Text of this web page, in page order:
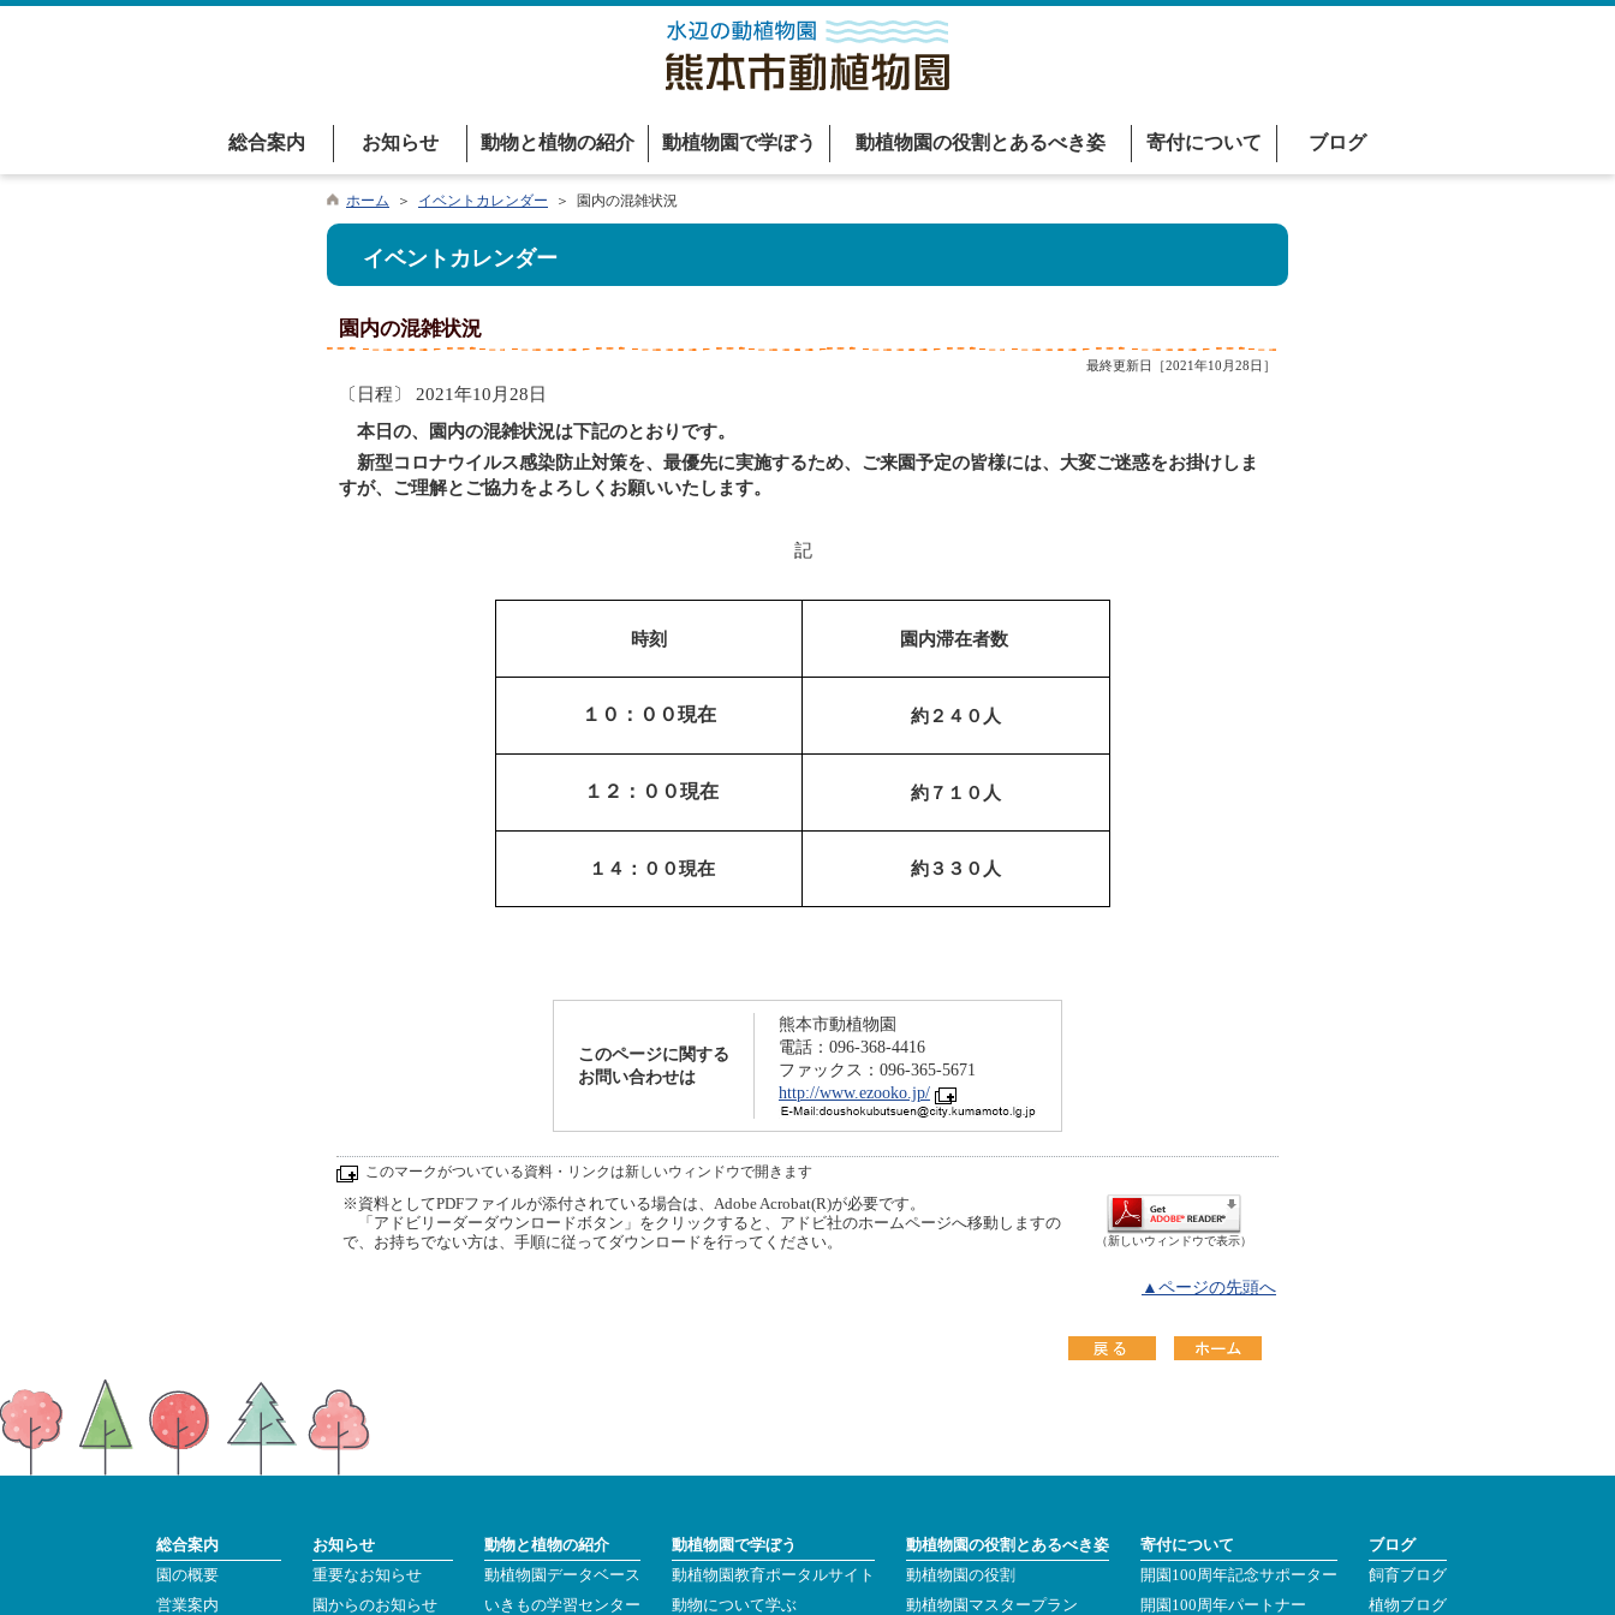
総合案内 お知らせ 動物と植物の紹介 動植物園で学ぼう 動植物園の役割とあるべき姿 寄付について ブログ
ホーム ＞ イベントカレンダー ＞ 園内の混雑状況
イベントカレンダー
園内の混雑状況
最終更新日［2021年10月28日］
〔日程〕 2021年10月28日
本日の、園内の混雑状況は下記のとおりです。
新型コロナウイルス感染防止対策を、最優先に実施するため、ご来園予定の皆様には、大変ご迷惑をお掛けしま
すが、ご理解とご協力をよろしくお願いいたします。
記
時刻 園内滞在者数
１０：００現在 約２４０人
１２：００現在 約７１０人
１４：００現在 約３３０人
このページに関する
お問い合わせは
熊本市動植物園
電話：096-368-4416
ファックス：096-365-5671
http://www.ezooko.jp/
このマークがついている資料・リンクは新しいウィンドウで開きます
※資料としてPDFファイルが添付されている場合は、Adobe Acrobat(R)が必要です。
「アドビリーダーダウンロードボタン」をクリックすると、アドビ社のホームページへ移動しますの
で、お持ちでない方は、手順に従ってダウンロードを行ってください。
（新しいウィンドウで表示）
▲ページの先頭へ
総合案内
園の概要
営業案内
お知らせ
重要なお知らせ
園からのお知らせ
動物と植物の紹介
動植物園データベース
いきもの学習センター
動植物園で学ぼう
動植物園教育ポータルサイト
動物について学ぶ
動植物園の役割とあるべき姿
動植物園の役割
動植物園マスタープラン
寄付について
開園100周年記念サポーター
開園100周年パートナー
ブログ
飼育ブログ
植物ブログ